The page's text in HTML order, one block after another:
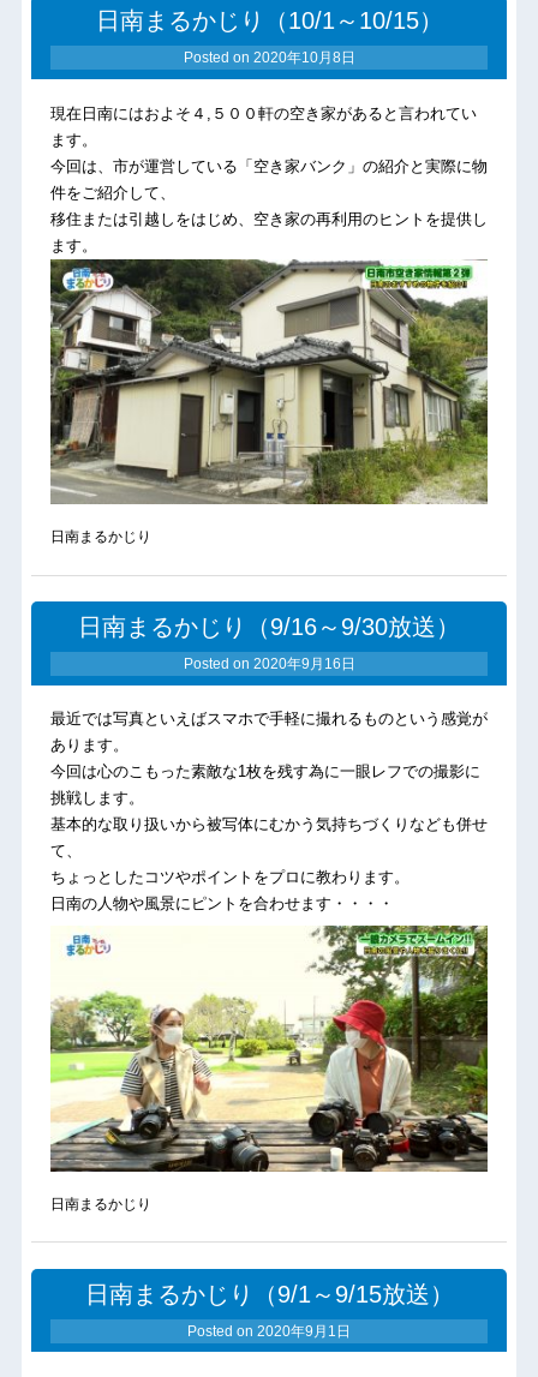
日南まるかじり（10/1～10/15）
Posted on 2020年10月8日
現在日南にはおよそ４,５００軒の空き家があると言われてい
ます 。
今回は、市が運営している「空き家バンク」の紹介と実際に物
件をご紹介して、
移住または引越しをはじめ、空き家の再利用のヒントを提供し
ます。
日南まるかじり
日南まるかじり（9/16～9/30放送）
Posted on 2020年9月16日
最近では写真といえばスマホで手軽に撮れるものという感覚が
あります。
今回は心のこもった素敵な1枚を残す為に一眼レフでの撮影に
挑戦します。
基本的な取り扱いから被写体にむかう気持ちづくりなども併せ
て、
ちょっとしたコツやポイントをプロに教わります。
日南の人物や風景にピントを合わせます・・・・
日南まるかじり
日南まるかじり（9/1～9/15放送）
Posted on 2020年9月1日